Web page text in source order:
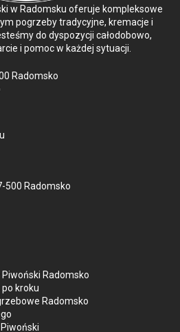
w Radomsku oferuje kompleksowe
pogrzeby tradycyjne, kremacje i
do dyspozycji całodobowo,
i pomoc w każdej sytuacji.
Radomsko
500 Radomsko
Radomsko
kroku
Radomsko